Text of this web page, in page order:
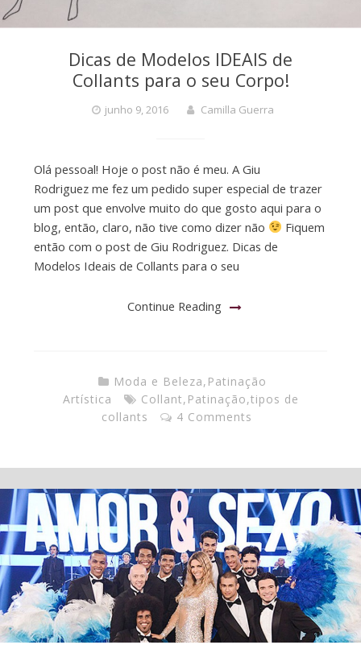
Dicas de Modelos IDEAIS de
Collants para o seu Corpo!
junho 9, 2016 Camilla Guerra
Olá pessoal! Hoje o post não é meu. A Giu
Rodriguez me fez um pedido super especial de trazer
um post que envolve muito do que gosto aqui para o
blog, então, claro, não tive como dizer não
Fiquem
então com o post de Giu Rodriguez. Dicas de
Modelos Ideais de Collants para o seu
Continue Reading
Moda e Beleza, Patinação
Artística
Collant, Patinação,tipos de
collants
4 Comments